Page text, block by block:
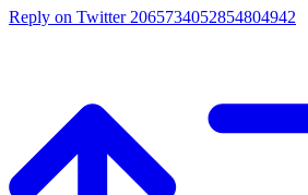
Reply on Twitter 2065734052854804942